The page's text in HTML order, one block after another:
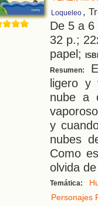
Loqueleo ,
De 5 a
32 p.;
papel;
Resumen:
ligero y
nube a
y
nubes
Como
olvida
Temática:
Personajes